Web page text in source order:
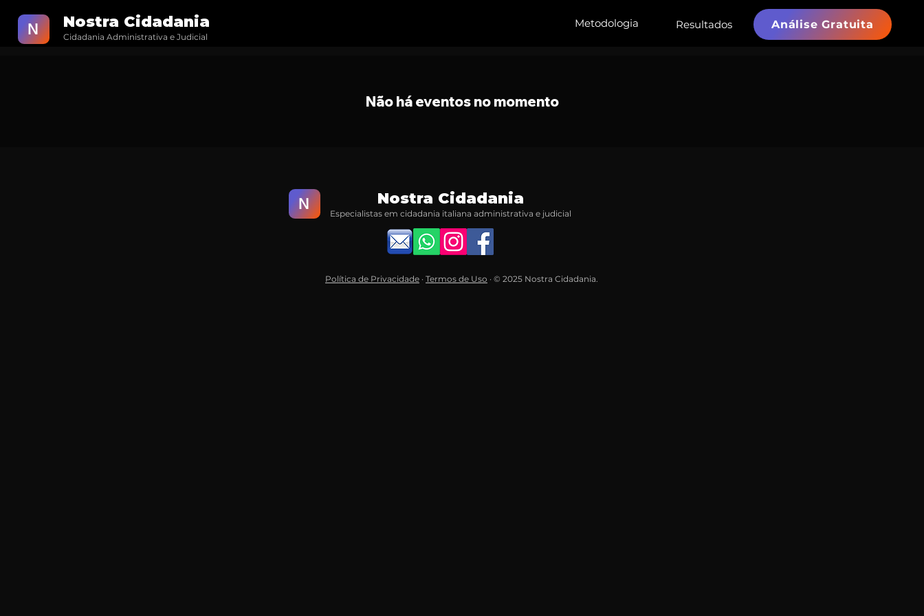
N Nostra Cidadania
Cidadania Administrativa e Judicial
Metodologia Resultados Análise Gratuita
Não há eventos no momento
Nostra Cidadania
Especialistas em cidadania italiana administrativa e judicial
N
Política de Privacidade · Termos de Uso · © 2025 Nostra Cidadania.